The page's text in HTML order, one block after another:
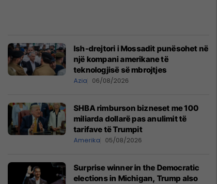
Ish-drejtori i Mossadit punësohet në
një kompani amerikane të
teknologjisë së mbrojtjes
Azia 06/08/2026
SHBA rimburson bizneset me 100
miliarda dollarë pas anulimit të
tarifave të Trumpit
Amerika 05/08/2026
Surprise winner in the Democratic
elections in Michigan, Trump also